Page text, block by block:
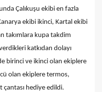
Çalıkuşu ekibi en fazla
ekibi ikinci, Kartal ekibi
takımlara kupa takdim
katkıdan dolayı
birinci ve ikinci olan ekiplere
olan ekiplere termos,
çantası hediye edildi.